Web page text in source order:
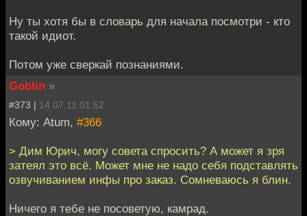
Ну ты хотя бы в словарь для начала посмотри - кто
такой идиот.
Потом уже сверкай познаниями.
Goblin »
#373 | 14.07.11 01:52
Кому: Atum, #366
> Дим Юрич, могу совета спросить? А может я зря
затеял это всё. Может мне не надо себя подставлять
озвучиванием инфы про заказ. Сомневаюсь я блин.
Ничего я тебе не посоветую, камрад.